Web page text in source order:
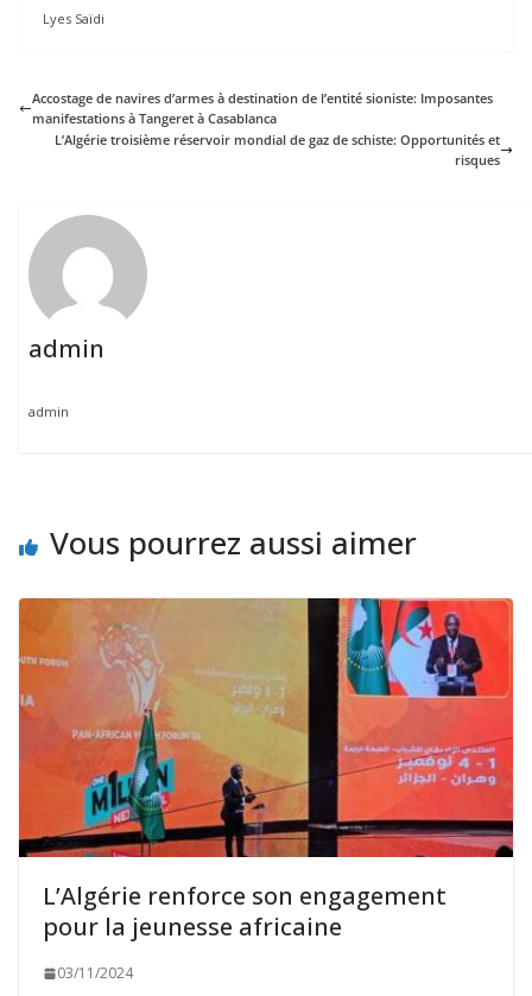
Lyes Saïdi
Accostage de navires d’armes à destination de l’entité sioniste: Imposantes
manifestations à Tangeret à Casablanca
L’Algérie troisième réservoir mondial de gaz de schiste: Opportunités et
risques
admin
admin
Vous pourrez aussi aimer
L’Algérie renforce son engagement
pour la jeunesse africaine
03/11/2024